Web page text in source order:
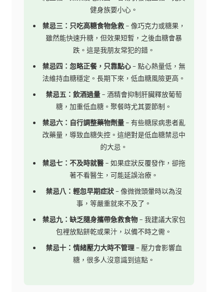
健身族要小心。
禁忌三：只吃高糖食物急救 – 像巧克力或糖果，
雖然能快速升糖，但效果短暫，之後血糖會暴
跌。這是我朋友常犯的錯。
禁忌四：忽略正餐，只靠點心 – 點心熱量低，無
法維持血糖穩定。長期下來，低血糖風險更高。
禁忌五：飲酒過量 – 酒精會抑制肝臟釋放葡萄
糖，加重低血糖。聚餐時尤其要節制。
禁忌六：自行調整藥物劑量 – 有些糖尿病患者亂
改藥量，導致血糖失控。這絕對是低血糖禁忌中
的大忌。
禁忌七：不及時就醫 – 如果症狀反覆發作，卻拖
著不看醫生，可能延誤治療。
禁忌八：輕忽早期症狀 – 像微微頭暈時以為沒
事，等嚴重就來不及了。
禁忌九：缺乏隨身攜帶急救食物 – 我建議大家包
包裡放點餅乾或果汁，以備不時之需。
禁忌十：情緒壓力大時不管理 – 壓力會影響血
糖，很多人沒意識到這點。